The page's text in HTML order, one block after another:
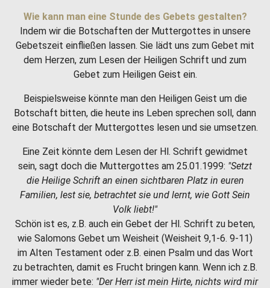
Wie kann man eine Stunde des Gebets gestalten?
Indem wir die Botschaften der Muttergottes in unsere
Gebetszeit einfließen lassen. Sie lädt uns zum Gebet mit
dem Herzen, zum Lesen der Heiligen Schrift und zum
Gebet zum Heiligen Geist ein.
Beispielsweise könnte man den Heiligen Geist um die
Botschaft bitten, die heute ins Leben sprechen soll, dann
eine Botschaft der Muttergottes lesen und sie umsetzen.
Eine Zeit könnte dem Lesen der Hl. Schrift gewidmet
sein, sagt doch die Muttergottes am 25.01.1999: "Setzt
die Heilige Schrift an einen sichtbaren Platz in euren
Familien, lest sie, betrachtet sie und lernt, wie Gott Sein
Volk liebt!"
Schön ist es, z.B. auch ein Gebet der Hl. Schrift zu beten,
wie Salomons Gebet um Weisheit (Weisheit 9,1-6. 9-11)
im Alten Testament oder z.B. einen Psalm und das Wort
zu betrachten, damit es Frucht bringen kann. Wenn ich z.B.
immer wieder bete: "Der Herr ist mein Hirte, nichts wird mir